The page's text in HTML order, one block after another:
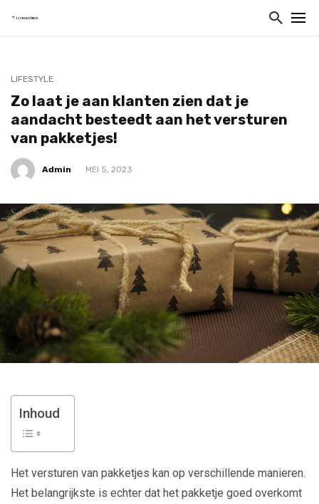
LIFESTYLE
Zo laat je aan klanten zien dat je
aandacht besteedt aan het versturen
van pakketjes!
Admin MEI 5, 2023
Inhoud
Het versturen van pakketjes kan op verschillende manieren.
Het belangrijkste is echter dat het pakketje goed overkomt